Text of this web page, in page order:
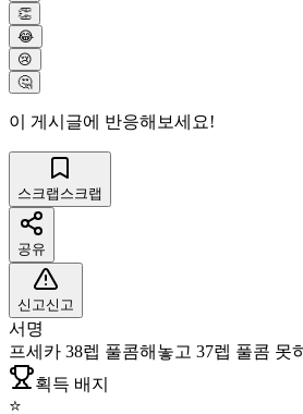
👏
😂
😢
🤔
이 게시글에 반응해보세요!
스크랩 스크랩
공유
신고신고
서명
프세카 38렙 풀콤해놓고 37렙 풀콤 못
획득 배지
⭐